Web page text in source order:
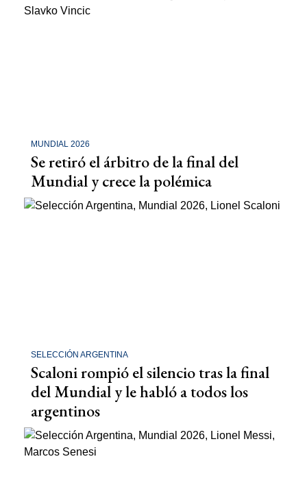
MUNDIAL 2026
Se retiró el árbitro de la final del
Mundial y crece la polémica
SELECCIÓN ARGENTINA
Scaloni rompió el silencio tras la final
del Mundial y le habló a todos los
argentinos